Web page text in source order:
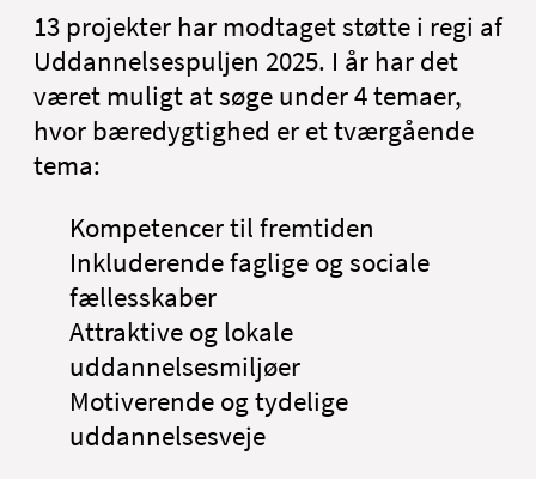
13 projekter har modtaget støtte i regi af
Uddannelsespuljen 2025. I år har det
været muligt at søge under 4 temaer,
hvor bæredygtighed er et tværgående
tema:
Kompetencer til fremtiden
Inkluderende faglige og sociale
fællesskaber
Attraktive og lokale
uddannelsesmiljøer
Motiverende og tydelige
uddannelsesveje